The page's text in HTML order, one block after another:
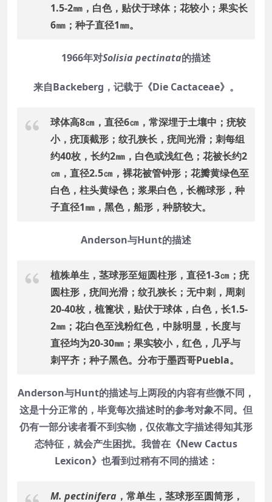
1.5-2㎜，白色，贴伏于球体；花较小；果实长
6㎜；种子直径1㎜。
1966年对Solisia pectinata的描述
来自Backeberg，记载于《Die Cactaceae》。
球体高8㎝，直径6㎝，常深埋于土壤中；疣较
小，疣顶截形；纹孔狭长，疣间光滑；刺每组
约40枚，长约2㎜，白色或浅红色；花被长约2
㎝，直径2.5㎝，裸花被管钟形；花瓣黄绿色至
白色，柱头黄绿色；浆果白色，长椭球形，种
子直径1㎜，黑色，船形，种脐较大。
Anderson与Hunt的描述
植株单生，茎球形至短圆柱形，直径1-3㎝；疣
圆柱形，疣间光滑；纹孔狭长；无中刺，周刺
20-40枚，梳篦状，贴伏于球体，白色，长1.5-
2㎜；花白色至浅粉红色，中脉明显，长度与
直径均为20-30㎜；果实较小，红色，几乎与
刺平齐；种子黑色。分布于墨西哥Puebla。
Anderson与Hunt的描述与上两段的内容有些微不同，
这是十分正常的，毕竟每次描述时的参考对象不同。但
仍有一部分读者看不到实物，仅依靠文字描述得知其形
态特征，就会产生困扰。我曾在《New Cactus
Lexicon》也看到过稍有不同的描述：
M. pectinifera ，常单生，茎球形至圆筒形，